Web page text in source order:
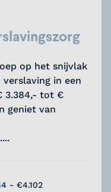
op het snijvlak
in een
3.384,- tot €
geniet van
- €4.102